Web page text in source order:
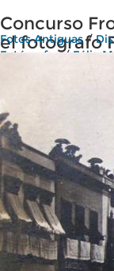
Concurso
el fotografo
Fotos Antiguas/
Fotógrafos/Félix